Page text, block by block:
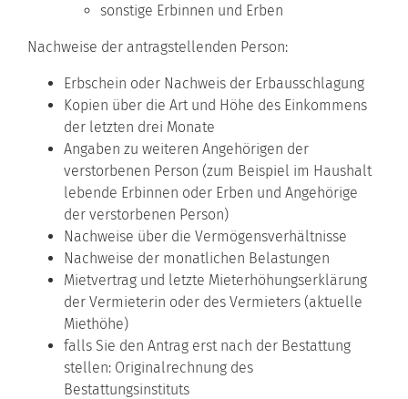
sonstige Erbinnen und Erben
Nachweise der antragstellenden Person:
Erbschein oder Nachweis der Erbausschlagung
Kopien über die Art und Höhe des Einkommens
der letzten drei Monate
Angaben zu weiteren Angehörigen der
verstorbenen Person (zum Beispiel im Haushalt
lebende Erbinnen oder Erben und Angehörige
der verstorbenen Person)
Nachweise über die Vermögensverhältnisse
Nachweise der monatlichen Belastungen
Mietvertrag und letzte Mieterhöhungserklärung
der Vermieterin oder des Vermieters (aktuelle
Miethöhe)
falls Sie den Antrag erst nach der Bestattung
stellen: Originalrechnung des
Bestattungsinstituts